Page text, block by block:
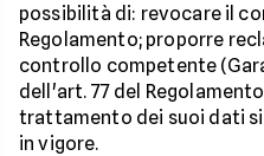
possibilità di: revocare il
Regolamento; proporre
controllo competente
dell'art. 77 del
trattamento dei suoi dati
in vigore.